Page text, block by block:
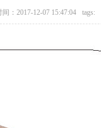
：2017-12-07 15:47:04 tags: